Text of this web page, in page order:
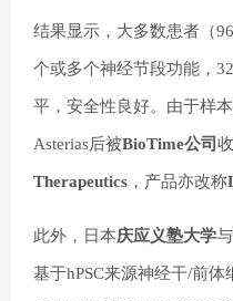
结果显示，大多数患者（
个或多个神经节段功能，
平，安全性良好。由于样
Asterias后被BioTime公司
Therapeutics ，产品亦改称
此外，日本庆应义塾大学
基于hPSC来源神经干/前